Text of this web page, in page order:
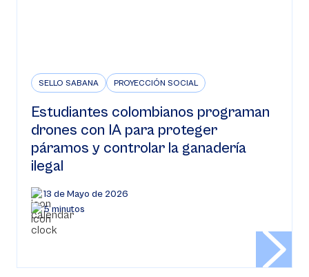
SELLO SABANA PROYECCIÓN SOCIAL
Estudiantes colombianos programan
drones con IA para proteger
páramos y controlar la ganadería
ilegal
13 de Mayo de 2026
5 minutos